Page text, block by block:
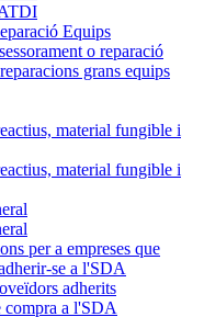
Equips
o reparació
grans equips
material fungible i
material fungible i
per a empreses que
se a l'SDA
adherits
compra a l'SDA